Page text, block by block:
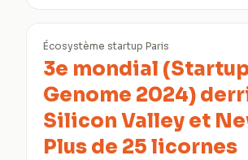
Écosystème startup Paris
3e mondial
Genome 2024)
Silicon Valley et
Plus de 25 licornes